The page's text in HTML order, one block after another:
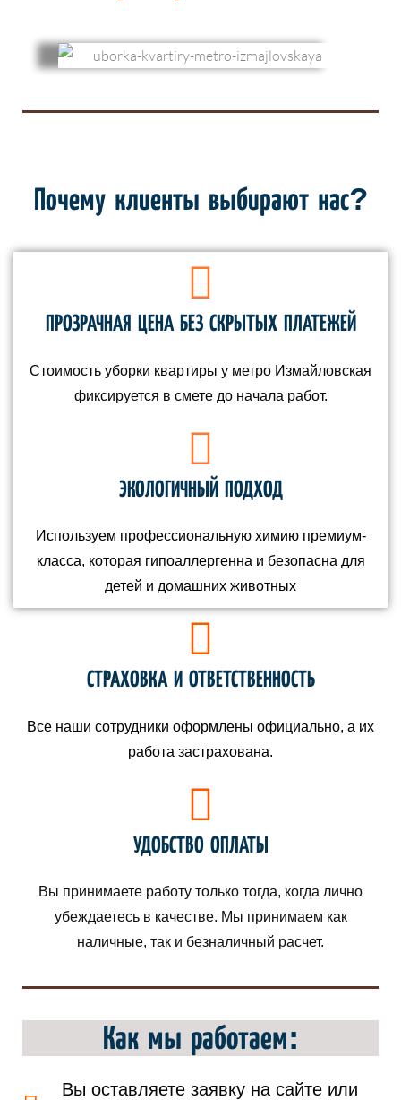
Почему клиенты выбирают нас?
ПРОЗРАЧНАЯ ЦЕНА БЕЗ СКРЫТЫХ ПЛАТЕЖЕЙ
Стоимость уборки квартиры у метро Измайловская
фиксируется в смете до начала работ.
ЭКОЛОГИЧНЫЙ ПОДХОД
Используем профессиональную химию премиум-
класса, которая гипоаллергенна и безопасна для
детей и домашних животных
СТРАХОВКА И ОТВЕТСТВЕННОСТЬ
Все наши сотрудники оформлены официально, а их
работа застрахована.
УДОБСТВО ОПЛАТЫ
Вы принимаете работу только тогда, когда лично
убеждаетесь в качестве. Мы принимаем как
наличные, так и безналичный расчет.
Как мы работаем:
Вы оставляете заявку на сайте или